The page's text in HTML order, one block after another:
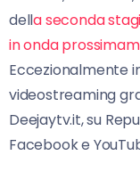
della seconda
in onda
Eccezionalmente
videostreaming
Deejaytv.it, su
Facebook e